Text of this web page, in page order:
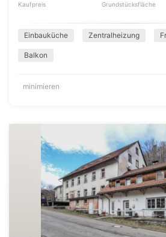
Kaufpreis Grundstücksfläche
Einbauküche Zentralheizung
Balkon
minimieren